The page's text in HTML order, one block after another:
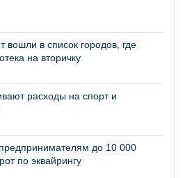
вошли в список городов, где
на вторичку
расходы на спорт и
до 10 000
по эквайрингу